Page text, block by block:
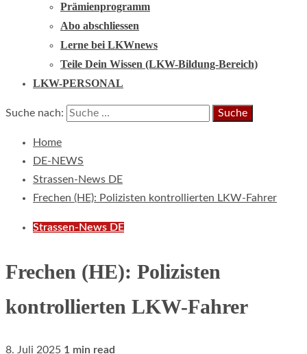
Prämienprogramm
Abo abschliessen
Lerne bei LKWnews
Teile Dein Wissen (LKW-Bildung-Bereich)
LKW-PERSONAL
Suche nach:
Home
DE-NEWS
Strassen-News DE
Frechen (HE): Polizisten kontrollierten LKW-Fahrer
Strassen-News DE
Frechen (HE): Polizisten
kontrollierten LKW-Fahrer
8. Juli 2025 1 min read